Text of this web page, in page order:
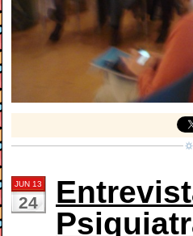
JUN 13
24